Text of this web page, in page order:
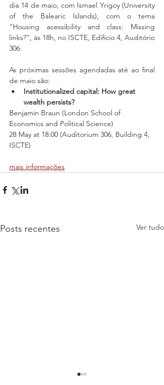
dia 14 de maio, com Ismael Yrigoy (University
of the Balearic Islands), com o tema
“Housing acessibility and class: Missing
links?”, às 18h, no ISCTE, Edifício 4, Auditório
306.
As próximas sessões agendadas até ao final
de maio são:
Institutionalized capital: How great
wealth persists?
Benjamin Braun (London School of
Economics and Political Science)
28 May at 18:00 (Auditorium 306, Building 4,
ISCTE)
mais informações
Posts recentes Ver tudo